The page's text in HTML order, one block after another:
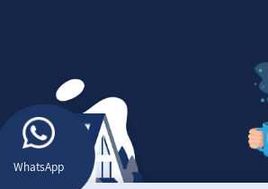
WhatsApp